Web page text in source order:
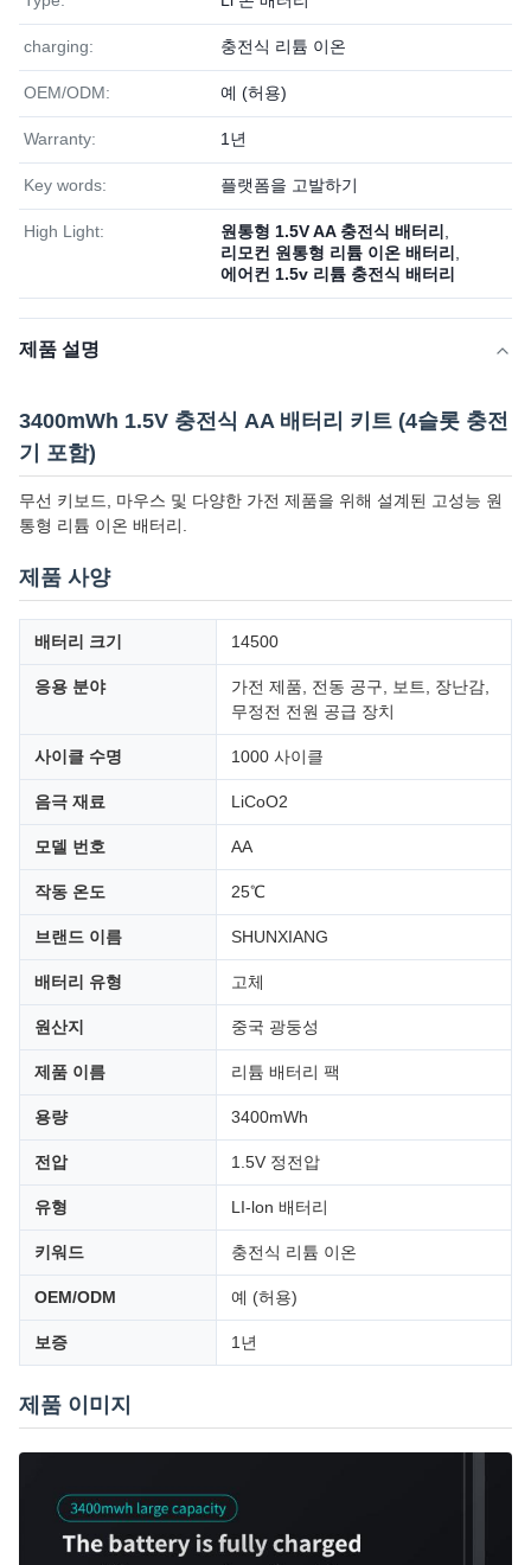
charging: 충전식 리튬 이온
OEM/ODM: 예 (허용)
Warranty: 1년
Key words: 플랫폼을 고발하기
High Light: 원통형 1.5V AA 충전식 배터리
리모컨 원통형 리튬 이온 배터리
에어컨 1.5v 리튬 충전식 배터리
제품 설명
3400mWh 1.5V 충전식 AA 배터리 키트 (4슬롯 충전
기 포함)
무선 키보드, 마우스 및 다양한 가전 제품을 위해 설계된 고성능 원
통형 리튬 이온 배터리.
제품 사양
배터리 크기 14500
응용 분야
가전 제품, 전동 공구, 보트, 장난감,
무정전 전원 공급 장치
사이클 수명 1000 사이클
음극 재료 LiCoO2
모델 번호 AA
작동 온도 25℃
브랜드 이름 SHUNXIANG
배터리 유형 고체
원산지 중국 광둥성
제품 이름 리튬 배터리 팩
용량 3400mWh
전압 1.5V 정전압
유형 LI-lon 배터리
키워드 충전식 리튬 이온
OEM/ODM 예 (허용)
보증 1년
제품 이미지